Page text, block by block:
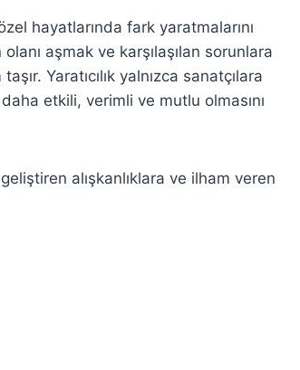
hayatlarında fark yaratmalarını
aşmak ve karşılaşılan sorunlara
Yaratıcılık yalnızca sanatçılara
etkili, verimli ve mutlu olmasını
alışkanlıklara ve ilham veren